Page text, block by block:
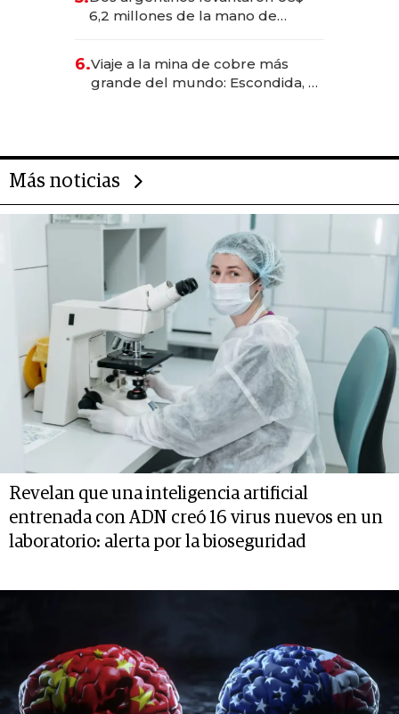
transformadoras
6,2 millones de la mano de
6.Viaje a la mina de cobre más
grande del mundo: Escondida, el
Más noticias
Revelan que una inteligencia artificial
entrenada con ADN creó 16 virus nuevos en un
laboratorio: alerta por la bioseguridad